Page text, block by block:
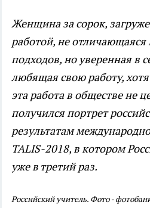
Женщина за сорок,
работой, не отличающаяся
подходов, но уверенная в
любящая свою работу,
эта работа в обществе не
получился портрет
результатам
TALIS-2018, в котором
уже в третий раз.
Российский учитель. Фото -